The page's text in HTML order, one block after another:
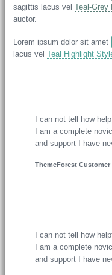
sagittis lacus vel Teal-Grey
auctor.
Lorem ipsum dolor sit amet
lacus vel Teal Highlight
I have downloaded
the easiest to
website around so
ThemeForest Customer
I have downloaded
the easiest to
website around so